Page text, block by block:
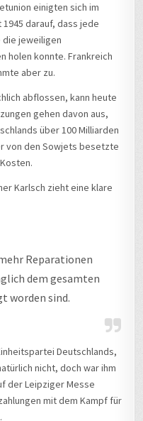
einigten sich im
darauf, dass jede
die jeweiligen
holen konnte. Frankreich
aber zu.
abflossen, kann heute
gehen davon aus,
über 100 Milliarden
von den Sowjets besetzte
Karlsch zieht eine klare
Reparationen
dem gesamten
worden sind.
Deutschlands,
nicht, doch war ihm
der Leipziger Messe
mit dem Kampf für